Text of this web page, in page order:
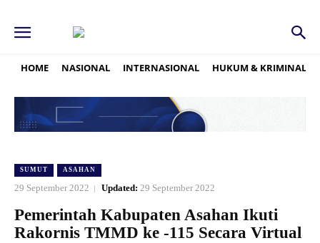
HOME NASIONAL INTERNASIONAL HUKUM & KRIMINAL
SUMUT ASAHAN
29 September 2022 Updated: 29 September 2022
Pemerintah Kabupaten Asahan Ikuti
Rakornis TMMD ke -115 Secara Virtual